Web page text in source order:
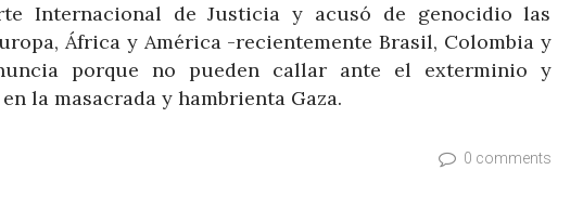
Internacional de Justicia y acusó de genocidio las
África y América -recientemente Brasil, Colombia y
porque no pueden callar ante el exterminio y
la masacrada y hambrienta Gaza.
0 comments